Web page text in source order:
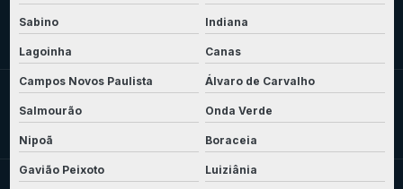
Sabino Indiana
Lagoinha Canas
Campos Novos Paulista Álvaro de Carvalho
Salmourão Onda Verde
Nipoã Boraceia
Gavião Peixoto Luiziânia